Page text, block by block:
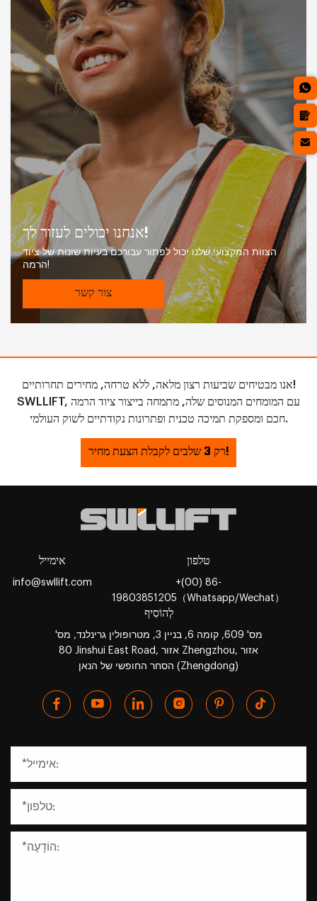
אנחנו יכולים לעזור לך!
הצוות המקצועי שלנו יכול לפתור עבורכם בעיות שונות של ציוד
הרמה!
צור קשר
אנו מבטיחים שביעות רצון מלאה, ללא טרחה, מחירים תחרותיים!
SWLLIFT, עם המומחים המנוסים שלה, מתמחה בייצור ציוד הרמה
חכם ומספקת תמיכה טכנית ופתרונות נקודתיים לשוק העולמי.
רק 3 שלבים לקבלת הצעת מחיר!
אימייל
info@swllift.com
טלפון
+(00) 86-
19803851205（Whatsapp/Wechat）
לְהוֹסִיף
מס' 609, קומה 6, בניין 3, מטרופולין גרינלנד, מס'
80 Jinshui East Road, אזור Zhengzhou, אזור
הסחר החופשי של הנאן (Zhengdong)